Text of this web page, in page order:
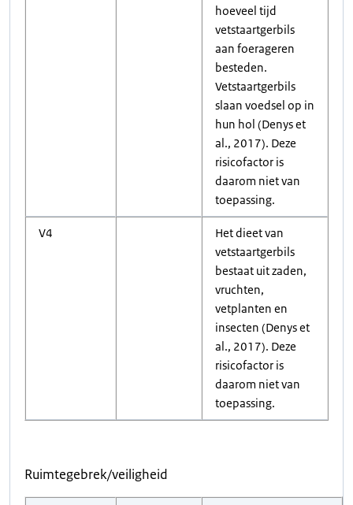
hoeveel tijd
vetstaartgerbils
aan foerageren
besteden.
Vetstaartgerbils
slaan voedsel op in
hun hol (Denys et
al., 2017). Deze
risicofactor is
daarom niet van
toepassing.
V4
Het dieet van
vetstaartgerbils
bestaat uit zaden,
vruchten,
vetplanten en
insecten (Denys et
al., 2017). Deze
risicofactor is
daarom niet van
toepassing.
Ruimtegebrek/veiligheid